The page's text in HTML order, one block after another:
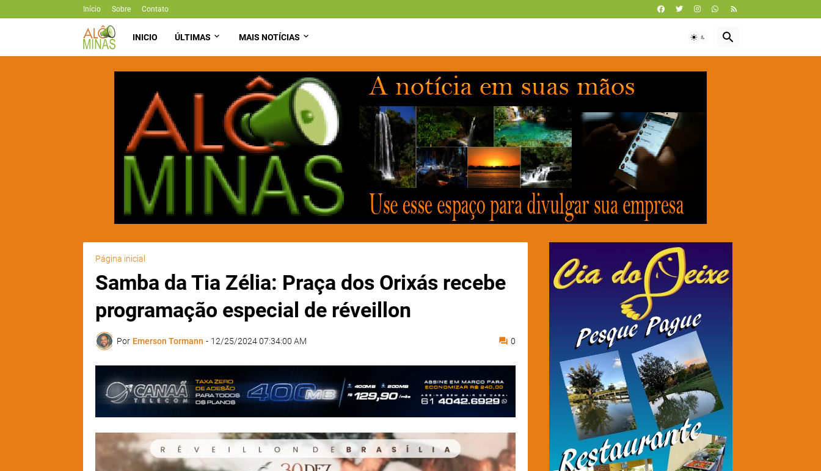
Início Sobre Contato
INICIO ÚLTIMAS MAIS NOTÍCIAS
Página inicial
Samba da Tia Zélia: Praça dos Orixás recebe
programação especial de réveillon
Por Emerson Tormann - 12/25/2024 07:34:00 AM 0